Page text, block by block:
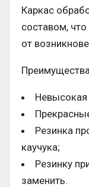
Каркас
составом,
от
Невысокая
Резинка
каучука;
Резинку
заменить.